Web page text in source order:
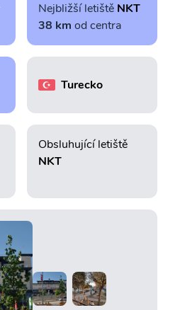
Nejbližší letiště NKT
38 km od centra
Turecko
Obsluhující letiště
NKT